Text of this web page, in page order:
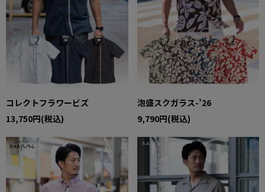
コレクトフラワービズ
13,750円(税込)
泡盛スクガラス-’26
9,790円(税込)